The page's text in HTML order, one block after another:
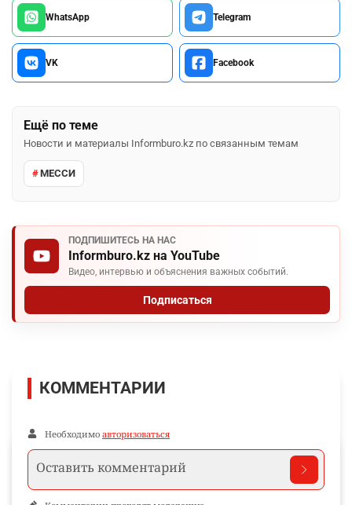
WhatsApp Telegram
VK Facebook
Ещё по теме
Новости и материалы Informburo.kz по связанным темам
МЕССИ
ПОДПИШИТЕСЬ НА НАС
Informburo.kz на YouTube
Видео, интервью и объяснения важных событий.
Подписаться
КОММЕНТАРИИ
Необходимо авторизоваться